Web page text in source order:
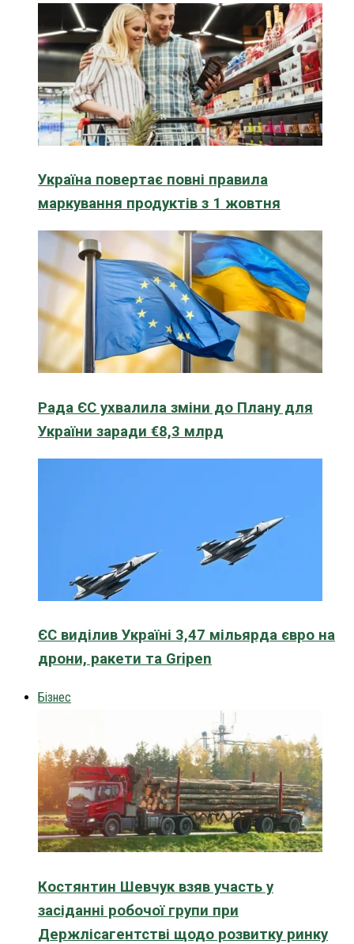
Україна повертає повні правила
маркування продуктів з 1 жовтня
Рада ЄС ухвалила зміни до Плану для
України заради €8,3 млрд
ЄС виділив Україні 3,47 мільярда євро на
дрони, ракети та Gripen
Бізнес
Костянтин Шевчук взяв участь у
засіданні робочої групи при
Держлісагентстві щодо розвитку ринку